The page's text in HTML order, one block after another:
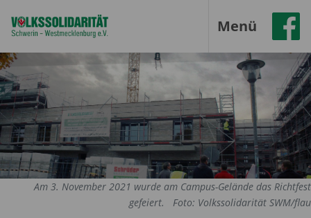
Menü
Am 3. November 2021 wurde am Campus-Gelände das Richtfest
gefeiert.
Foto: Volkssolidarität SWM/flau